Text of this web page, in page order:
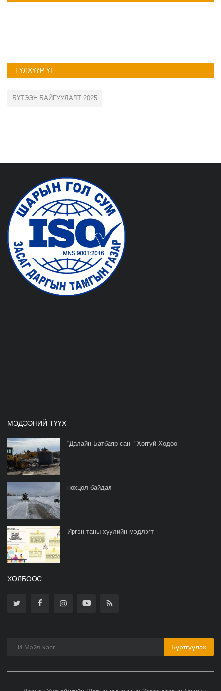
ТҮЛХҮҮР ҮГ
БҮТЭЭН БАЙГУУЛАЛТ 2025
МЭДЭЭНИЙ ТҮҮХ
“Далайн Батбаяр сан”-"Хоггүй Хөдөө”
нөхцөл байдал
Иргэн таны хуулийн мэдлэгт
ХОЛБООС
Бүртгүүлэх